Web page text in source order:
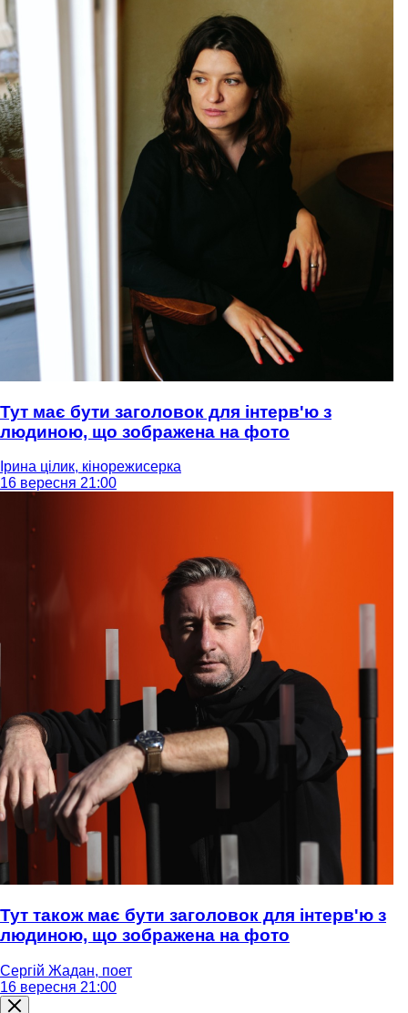
Тут має бути заголовок для інтерв'ю з
людиною, що зображена на фото
Ірина цілик, кінорежисерка
16 вересня 21:00
Тут також має бути заголовок для інтерв'ю з
людиною, що зображена на фото
Сергій Жадан, поет
16 вересня 21:00